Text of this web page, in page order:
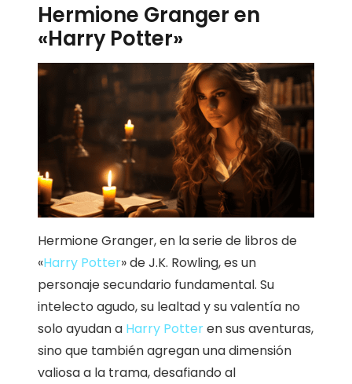
Hermione Granger en
«Harry Potter»
Hermione Granger, en la serie de libros de
«Harry Potter» de J.K. Rowling, es un
personaje secundario fundamental. Su
intelecto agudo, su lealtad y su valentía no
solo ayudan a Harry Potteren sus aventuras,
sino que también agregan una dimensión
valiosa a la trama, desafiando al